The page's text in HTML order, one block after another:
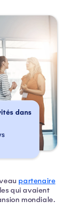
dans
partenaire
qui avaient
mondiale.